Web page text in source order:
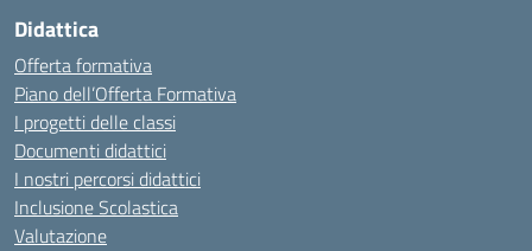
Didattica
Offerta formativa
Piano dell’Offerta Formativa
I progetti delle classi
Documenti didattici
I nostri percorsi didattici
Inclusione Scolastica
Valutazione